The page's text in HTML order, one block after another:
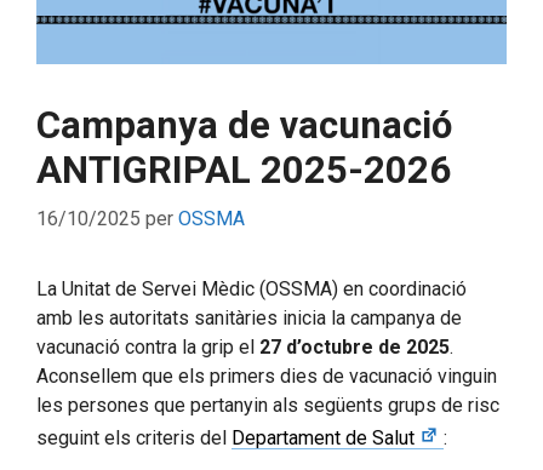
Campanya de vacunació
ANTIGRIPAL 2025-2026
16/10/2025 per OSSMA
La Unitat de Servei Mèdic (OSSMA) en coordinació
amb les autoritats sanitàries inicia la campanya de
vacunació contra la grip el 27 d’octubre de 2025.
Aconsellem que els primers dies de vacunació vinguin
les persones que pertanyin als següents grups de risc
seguint els criteris del Departament de Salut :